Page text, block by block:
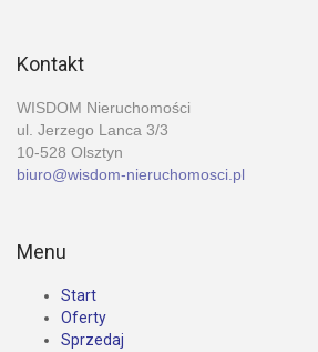
Kontakt
WISDOM Nieruchomości
ul. Jerzego Lanca 3/3
10-528 Olsztyn
biuro@wisdom-nieruchomosci.pl
Menu
Start
Oferty
Sprzedaj